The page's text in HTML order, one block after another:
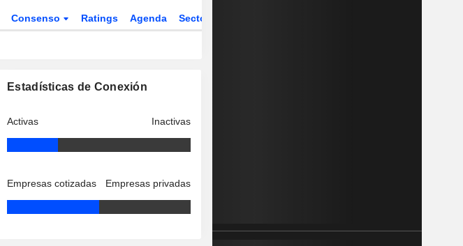
Consenso Ratings Agenda Sector
Estadísticas de Conexión
Activas Inactivas
Empresas cotizadas Empresas privadas